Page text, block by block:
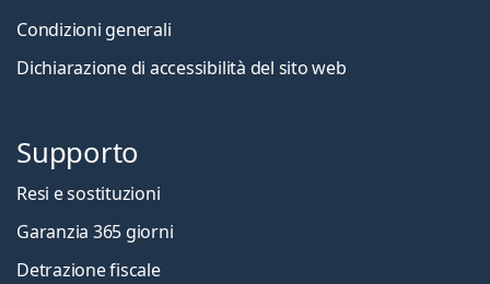
Condizioni generali
Dichiarazione di accessibilità del sito web
Supporto
Resi e sostituzioni
Garanzia 365 giorni
Detrazione fiscale